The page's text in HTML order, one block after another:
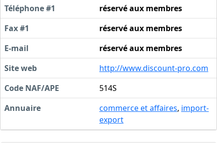
Téléphone #1
réservé aux membres
Fax #1
réservé aux membres
E-mail
réservé aux membres
Site web
http://www.discount-pro.com
Code NAF/APE
514S
Annuaire
commerce et affaires, import-
export